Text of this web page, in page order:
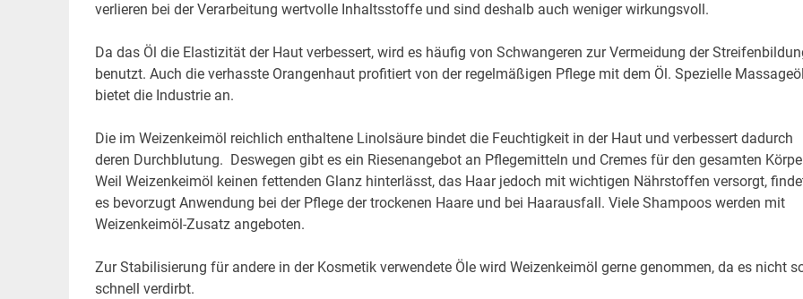
verlieren bei der Verarbeitung wertvolle Inhaltsstoffe und sind deshalb auch weniger wirkungsvoll.
Da das Öl die Elastizität der Haut verbessert, wird es häufig von Schwangeren zur Vermeidung der
benutzt. Auch die verhasste Orangenhaut profitiert von der regelmäßigen Pflege mit dem Öl. Spezielle
bietet die Industrie an.
Die im Weizenkeimöl reichlich enthaltene Linolsäure bindet die Feuchtigkeit in der Haut und verbessert dadurch
deren Durchblutung. Deswegen gibt es ein Riesenangebot an Pflegemitteln und Cremes für den gesamten
Weil Weizenkeimöl keinen fettenden Glanz hinterlässt, das Haar jedoch mit wichtigen Nährstoffen versorgt,
es bevorzugt Anwendung bei der Pflege der trockenen Haare und bei Haarausfall. Viele Shampoos werden mit
Weizenkeimöl-Zusatz angeboten.
Zur Stabilisierung für andere in der Kosmetik verwendete Öle wird Weizenkeimöl gerne genommen, da es nicht
schnell verdirbt.